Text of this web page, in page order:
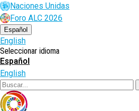
Pasar
al
contenido
principal
Naciones Unidas
Foro ALC 2026
Español
English
Seleccionar idioma
Español
English